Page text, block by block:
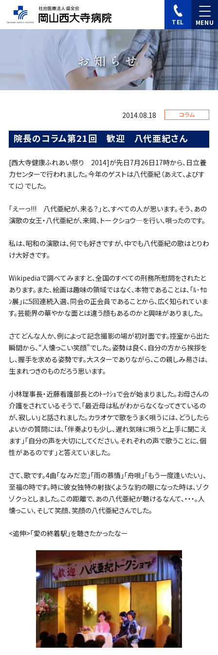
TEL
お知らせ
2014.08.18 コラム
院長のコラム第21回 歓迎 八代亜紀さん
[西大寺健康ふれあい祭り 2014]が先日7月26日17時から、日立養
力センターで行われました。今年のゲストは八代亜紀（あえて、よびす
てに）でした。
「えーっ!!! 八代亜紀が、来る？」と、すべての人が思います。そう、あの
演歌の女王・八代亜紀が、来岡、トークショウ―を行い、唄ったのです。
私は、昭和の演歌は、何でも好きですが、中でも八代亜紀の歌はとりわ
け大好きです。
Wikipediaで調べてみますと、全国のすべての刑務所慰問をされたと
あります。また、絵画は趣味の領域ではなく、本物であることは、「ﾙ･ｻﾛ
ﾝ展」に5回連続入選、同会の正会員であることから、広く知られていま
す。芸能界の華やかな面とは違う顔もあるのかと興味がありました。
さてどんな人か、例によって記念撮影の場が初対面です。控室から出た
瞬間から、“人懐っこい笑顔”でした。姿勢は良く、自分の方から挨拶を
し、握手を求める姿勢です。大スターでありながら、この親しみ易さは、
生まれつきのものだろう思います。
小林理事長・近藤看護部長とのﾄｰｸｼｮで会が始まりました。お母さんの
介護をされているそうで、「最近母は私がわからなくなってきているの
が、寂しい」と話されました。カラオケで歌をうまく唄うには、どうしたら
よいかの質問には、「伴奏よりも少し、遅れ気味に唄うと上手に聞こえ
ます」「自分の声を大切にしてください。それぞれの声で歌うことに、個
性があるのです」と答えていました。
さて、歌です。4曲「なみだ恋」「雨の慕情」「舟唄」「もう一度逢いたい」、
至福の時です。時に彼女独特の射抜くような豹の眼になった時は、ゾク
ゾクっとしました。この距離で、あの八代亜紀が聴けるなんて、・・・。人
懐っこい、そして笑顔、笑顔の八代亜紀さんでした。
<追伸>「愛の終着駅」を聴きたかったなー